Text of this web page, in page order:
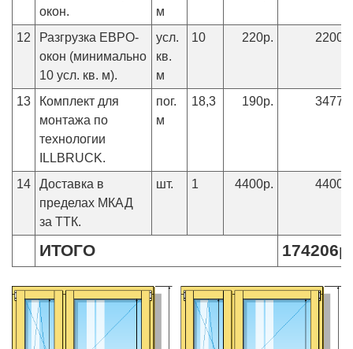
окон.
м
12
Разгрузка ЕВРО-
окон (минимально
10 усл. кв. м).
усл.
кв.
м
10 220р.
13
Комплект для
монтажа по
технологии
ILLBRUCK.
пог.
м
18,3 190р.
14
Доставка в
пределах МКАД
за ТТК.
шт. 1 4400р.
ИТОГО